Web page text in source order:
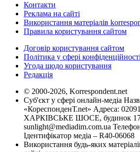
Контакти
Реклама на сайті
Використання матеріалів
Правила користування сайтом
Договір користування сайтом
Політика у сфері
Угода щодо користування
Редакція
© 2000-2026, Korrespondent.net
Суб'єкт у сфері онлайн-медіа
«КореспонденТ.net» Адреса:
ХАРКІВСЬКЕ ШОСЕ, будинок
sunlight@mediadim.com.ua
Ідентифікатор медіа – R40-06068
Використання будь-яких